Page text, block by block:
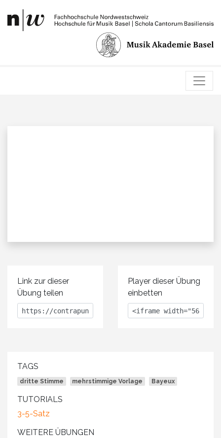
Link zur dieser
Übung teilen
Player dieser Übung
einbetten
TAGS
dritte Stimme mehrstimmige Vorlage Bayeux
TUTORIALS
3-5-Satz
WEITERE ÜBUNGEN